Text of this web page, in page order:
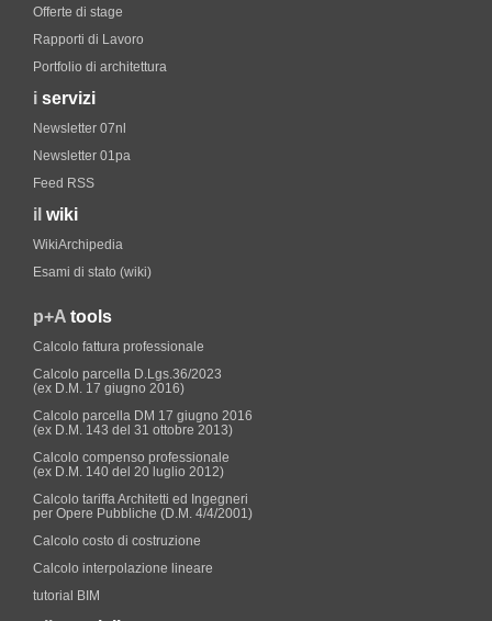
Offerte di stage
Rapporti di Lavoro
Portfolio di architettura
i servizi
Newsletter 07nl
Newsletter 01pa
Feed RSS
il wiki
WikiArchipedia
Esami di stato (wiki)
p+A tools
Calcolo fattura professionale
Calcolo parcella D.Lgs.36/2023
(ex D.M. 17 giugno 2016)
Calcolo parcella DM 17 giugno 2016
(ex D.M. 143 del 31 ottobre 2013)
Calcolo compenso professionale
(ex D.M. 140 del 20 luglio 2012)
Calcolo tariffa Architetti ed Ingegneri
per Opere Pubbliche (D.M. 4/4/2001)
Calcolo costo di costruzione
Calcolo interpolazione lineare
tutorial BIM